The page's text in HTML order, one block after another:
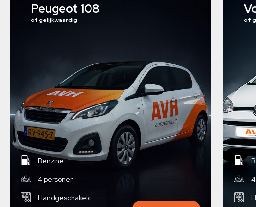
Peugeot 108
of gelijkwaardig
Benzine
4 personen
Handgeschakeld
of